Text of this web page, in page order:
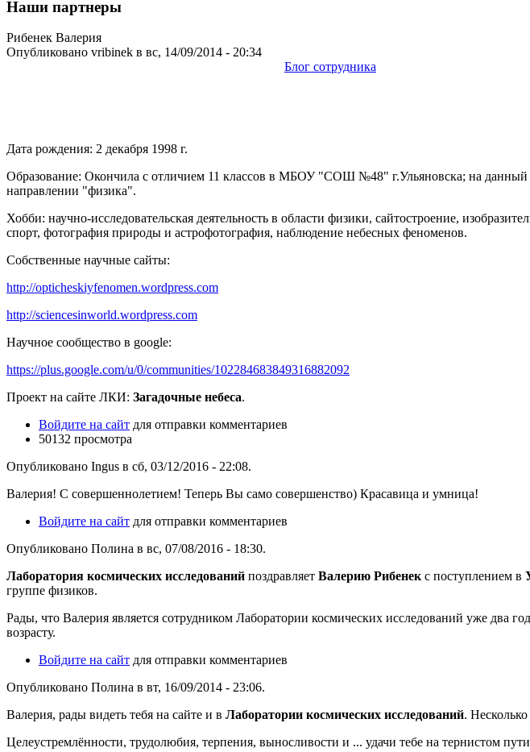
Наши партнеры
Рибенек Валерия
Опубликовано vribinek в вс, 14/09/2014 - 20:34
Блог сотрудника
Дата рождения: 2 декабря 1998 г.
Образование: Окончила с отличием 11 классов в МБОУ "СОШ №48" г.Ульяновска; на
направлении "физика".
Хобби: научно-исследовательская деятельность в области физики, сайтостроение,
спорт, фотография природы и астрофотография, наблюдение небесных феноменов.
Собственные научные сайты:
http://opticheskiyfenomen.wordpress.com
http://sciencesinworld.wordpress.com
Научное сообщество в google:
https://plus.google.com/u/0/communities/102284683849316882092
Проект на сайте ЛКИ: Загадочные небеса.
Войдите на сайт для отправки комментариев
50132 просмотра
Опубликовано Ingus в сб, 03/12/2016 - 22:08.
Валерия! С совершеннолетием! Теперь Вы само совершенство) Красавица и умница!
Войдите на сайт для отправки комментариев
Опубликовано Полина в вс, 07/08/2016 - 18:30.
Лаборатория космических исследований поздравляет Валерию Рибенек с поступлением в
группе физиков.
Рады, что Валерия является сотрудником Лаборатории космических исследований уже два
возрасту.
Войдите на сайт для отправки комментариев
Опубликовано Полина в вт, 16/09/2014 - 23:06.
Валерия, рады видеть тебя на сайте и в Лаборатории космических исследований. Несколько
Целеустремлённости, трудолюбия, терпения, выносливости и ... удачи тебе на тернистом